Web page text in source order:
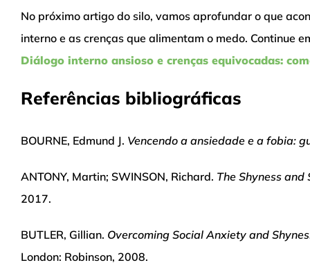
No próximo artigo do silo, vamos aprofundar o que
interno e as crenças que alimentam o medo. Continue
Diálogo interno ansioso e crenças equivocadas:
Referências bibliográficas
BOURNE, Edmund J. Vencendo a ansiedade e a fobia:
ANTONY, Martin; SWINSON, Richard. The Shyness
2017.
BUTLER, Gillian. Overcoming Social Anxiety and
London: Robinson, 2008.